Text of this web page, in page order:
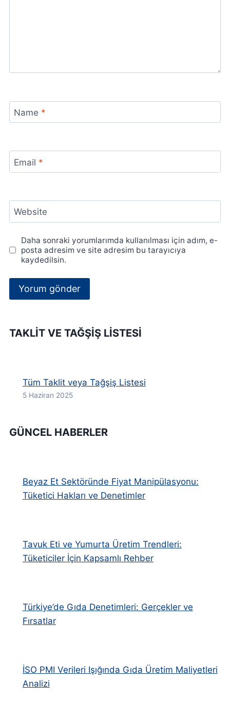
Name *
Email *
Website
Daha sonraki yorumlarımda kullanılması için adım, e-
posta adresim ve site adresim bu tarayıcıya
kaydedilsin.
TAKLIT VE TAĞŞIŞ LISTESI
Tüm Taklit veya Tağşiş Listesi
5 Haziran 2025
GÜNCEL HABERLER
Beyaz Et Sektöründe Fiyat Manipülasyonu:
Tüketici Hakları ve Denetimler
Tavuk Eti ve Yumurta Üretim Trendleri:
Tüketiciler İçin Kapsamlı Rehber
Türkiye’de Gıda Denetimleri: Gerçekler ve
Fırsatlar
İSO PMI Verileri Işığında Gıda Üretim Maliyetleri
Analizi